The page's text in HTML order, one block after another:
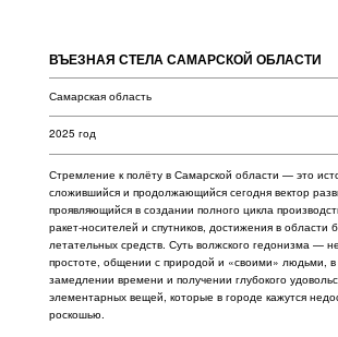
Самарская область
Стремление к полёту в Самарской области — это исторически
сложившийся и продолжающийся сегодня вектор развития региона,
проявляющийся в создании полного цикла производства
ракет‑носителей и спутников, достижения в области беспилотных
летательных средств. Суть волжского гедонизма — не в роскоши, а в
простоте, общении с природой и «своими» людьми, в сознательном
замедлении времени и получении глубокого удовольствия от
роскошью.
Визуальным образом, который объединяет «стремление к
полету» и «волский гедонизм» является воздушный шарик.
уникальна среди других областей.